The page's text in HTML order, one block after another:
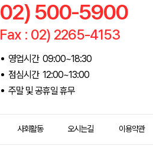
02) 500-5900
Fax : 02) 2265-4153
영업시간 09:00~18:30
점심시간 12:00~13:00
주말 및 공휴일 휴무
사회활동 오시는길 이용약관